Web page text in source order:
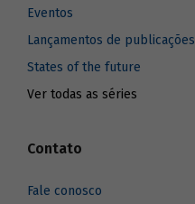
Eventos
Lançamentos de publicações
States of the future
Ver todas as séries
Contato
Fale conosco